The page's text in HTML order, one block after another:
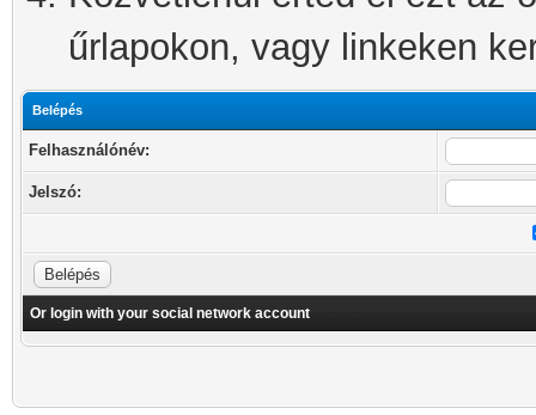
űrlapokon, vagy linkeken
Belépés
Felhasználónév:
Jelszó:
Or login with your social network account